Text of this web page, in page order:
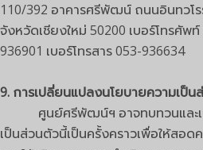
110/392 อาคารศรีพัฒน์ ถนนอินทวโ
จังหวัดเชียงใหม่ 50200 เบอร์โทรศัพ
936901 เบอร์โทรสาร 053-936634
9. การเปลี่ยนแปลงนโยบายความเป็น
ศูนย์ศรีพัฒน์ฯ อาจทบทวนและ
เป็นส่วนตัวนี้เป็นครั้งคราวเพื่อให้สอ